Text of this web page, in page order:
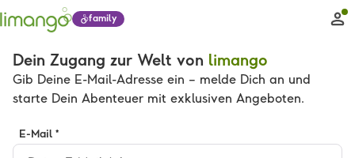
family
Dein Zugang zur Welt von limango
Gib Deine E-Mail-Adresse ein – melde Dich an und
starte Dein Abenteuer mit exklusiven Angeboten.
E-Mail *